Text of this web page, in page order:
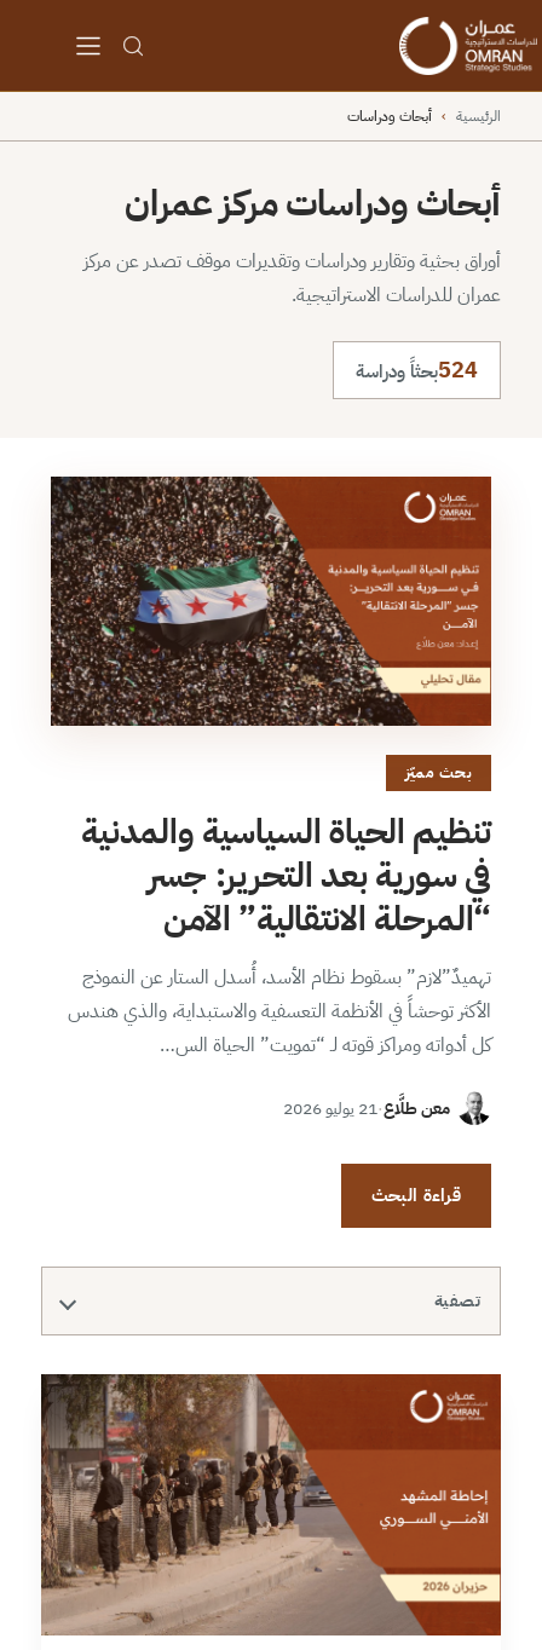
الرئيسية › أبحاث ودراسات
أبحاث ودراسات مركز عمران
أوراق بحثية وتقارير ودراسات وتقديرات موقف تصدر عن مركز
عمران للدراسات الاستراتيجية.
524بحثاً ودراسة
بحث مميّز
تنظيم الحياة السياسية والمدنية
في سورية بعد التحرير: جسر
“المرحلة الانتقالية” الآمن
تهميدٌ”لازم” بسقوط نظام الأسد، أُسدل الستار عن النموذج
الأكثر توحشاً في الأنظمة التعسفية والاستبداية، والذي هندس
كل أدواته ومراكز قوته لـ “تمويت” الحياة الس…
معن طلَّاع·21 يوليو 2026
قراءة البحث
تصفية